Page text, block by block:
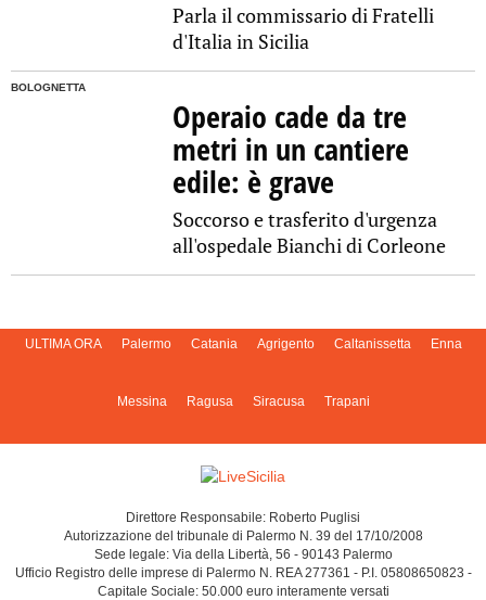
Parla il commissario di Fratelli
d'Italia in Sicilia
BOLOGNETTA
Operaio cade da tre
metri in un cantiere
edile: è grave
Soccorso e trasferito d'urgenza
all'ospedale Bianchi di Corleone
ULTIMA ORA Palermo Catania Agrigento Caltanissetta Enna
Messina Ragusa Siracusa Trapani
Direttore Responsabile: Roberto Puglisi
Autorizzazione del tribunale di Palermo N. 39 del 17/10/2008
Sede legale: Via della Libertà, 56 - 90143 Palermo
Ufficio Registro delle imprese di Palermo N. REA 277361 - P.I. 05808650823 -
Capitale Sociale: 50.000 euro interamente versati